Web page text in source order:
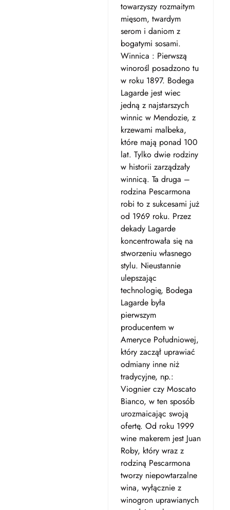
towarzyszy rozmaitym
mięsom, twardym
serom i daniom z
bogatymi sosami.
Winnica : Pierwszą
winorośl posadzono tu
w roku 1897. Bodega
Lagarde jest wiec
jedną z najstarszych
winnic w Mendozie, z
krzewami malbeka,
które mają ponad 100
lat. Tylko dwie rodziny
w historii zarządzały
winnicą. Ta druga –
rodzina Pescarmona
robi to z sukcesami już
od 1969 roku. Przez
dekady Lagarde
koncentrowała się na
stworzeniu własnego
stylu. Nieustannie
ulepszając
technologię, Bodega
Lagarde była
pierwszym
producentem w
Ameryce Południowej,
który zaczął uprawiać
odmiany inne niż
tradycyjne, np.:
Viognier czy Moscato
Bianco, w ten sposób
urozmaicając swoją
ofertę. Od roku 1999
wine makerem jest Juan
Roby, który wraz z
rodziną Pescarmona
tworzy niepowtarzalne
wina, wyłącznie z
winogron uprawianych